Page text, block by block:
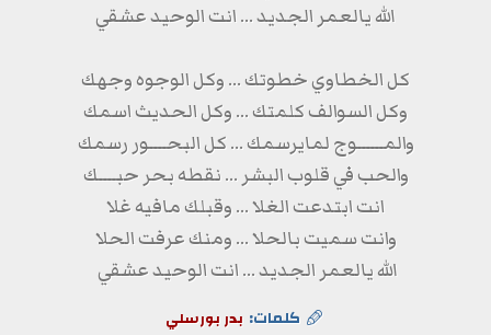
الله يالعمر الجديد ... انت الوحيد عشقي
كل الخطاوي خطوتك ... وكل الوجوه وجهك
وكل السوالف كلمتك ... وكل الحديث اسمك
والمــــــوج لمايرسمك ... كل البحــــور رسمك
والحب في قلوب البشر ... نقطه بحر حبــــك
انت ابتدعت الغلا ... وقبلك مافيه غلا
وانت سميت بالحلا ... ومنك عرفت الحلا
الله يالعمر الجديد ... انت الوحيد عشقي
كلمات: بدر بورسلي